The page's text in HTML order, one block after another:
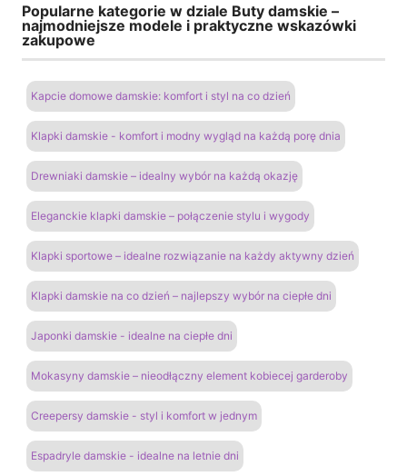
Popularne kategorie w dziale Buty damskie –
najmodniejsze modele i praktyczne wskazówki
zakupowe
Kapcie domowe damskie: komfort i styl na co dzień
Klapki damskie - komfort i modny wygląd na każdą porę dnia
Drewniaki damskie – idealny wybór na każdą okazję
Eleganckie klapki damskie – połączenie stylu i wygody
Klapki sportowe – idealne rozwiązanie na każdy aktywny dzień
Klapki damskie na co dzień – najlepszy wybór na ciepłe dni
Japonki damskie - idealne na ciepłe dni
Mokasyny damskie – nieodłączny element kobiecej garderoby
Creepersy damskie - styl i komfort w jednym
Espadryle damskie - idealne na letnie dni